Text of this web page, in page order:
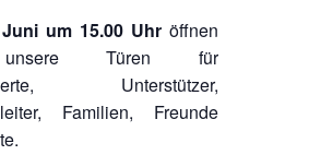
um 15.00 Uhr öffnen
Türen für
Unterstützer,
Familien, Freunde